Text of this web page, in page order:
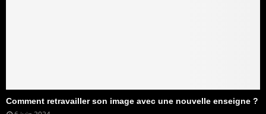
Comment retravailler son image avec une nouvelle enseigne ?